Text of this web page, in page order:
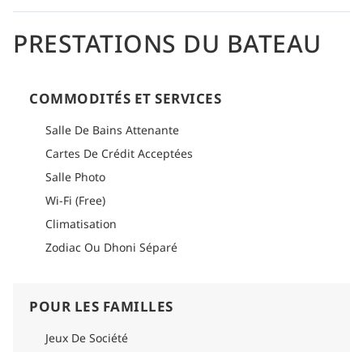
PRESTATIONS DU BATEAU
COMMODITÉS ET SERVICES
Salle De Bains Attenante
Cartes De Crédit Acceptées
Salle Photo
Wi-Fi (Free)
Climatisation
Zodiac Ou Dhoni Séparé
POUR LES FAMILLES
Jeux De Société